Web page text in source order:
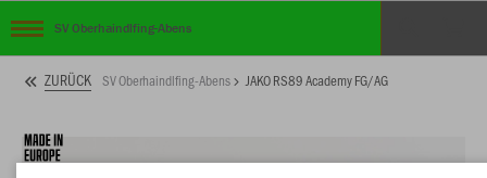
SV Oberhaindlfing-Abens
ZURÜCK SV Oberhaindlfing-Abens JAKO RS89 Academy FG/AG